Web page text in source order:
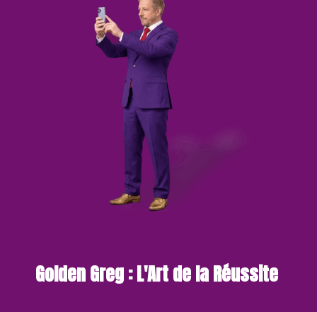
Golden Greg : L'Art de la Réussite